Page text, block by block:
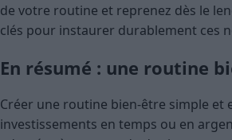
de votre routine et reprenez dès le
clés pour instaurer durablement ces
En résumé : une routine
Créer une routine bien-être simple et
investissements en temps ou en